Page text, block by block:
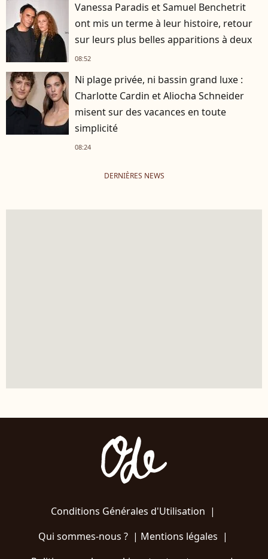
Vanessa Paradis et Samuel Benchetrit
ont mis un terme à leur histoire, retour
sur leurs plus belles apparitions à deux
08:52
Ni plage privée, ni bassin grand luxe :
Charlotte Cardin et Aliocha Schneider
misent sur des vacances en toute
simplicité
08:24
DERNIÈRES NEWS
Conditions Générales d'Utilisation |
Qui sommes-nous ?| Mentions légales |